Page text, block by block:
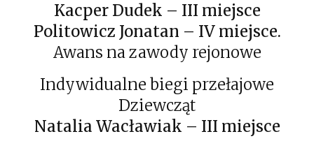
Kacper Dudek – III miejsce
Politowicz Jonatan – IV miejsce.
Awans na zawody rejonowe
Indywidualne biegi przełajowe
Dziewcząt
Natalia Wacławiak – III miejsce